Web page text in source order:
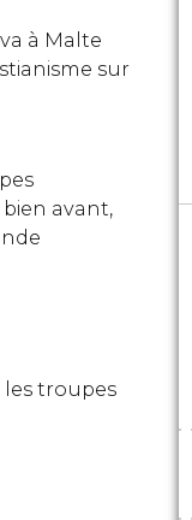
à Malte
sur
bien avant,
les troupes